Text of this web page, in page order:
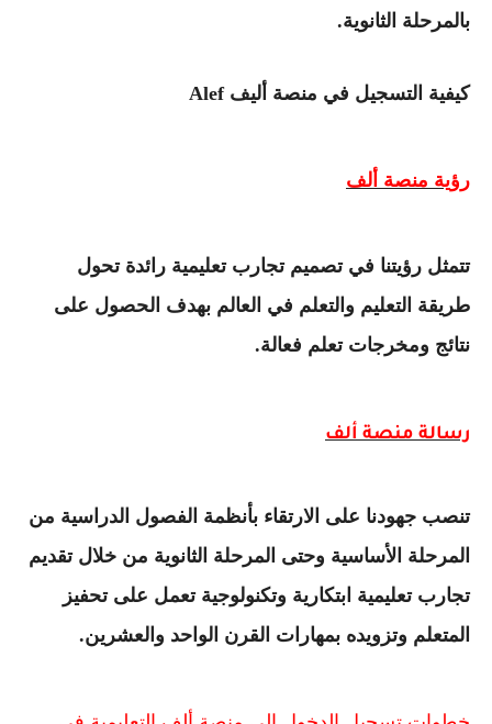
بالمرحلة الثانوية.
كيفية التسجيل في منصة أليفAlef
رؤية منصة ألف
تتمثل رؤيتنا في تصميم تجارب تعليمية رائدة تحول
طريقة التعليم والتعلم في العالم بهدف الحصول على
نتائج ومخرجات تعلم فعالة.
رسالة منصة ألف
تنصب جهودنا على الارتقاء بأنظمة الفصول الدراسية من
المرحلة الأساسية وحتى المرحلة الثانوية من خلال تقديم
تجارب تعليمية ابتكارية وتكنولوجية تعمل على تحفيز
المتعلم وتزويده بمهارات القرن الواحد والعشرين.